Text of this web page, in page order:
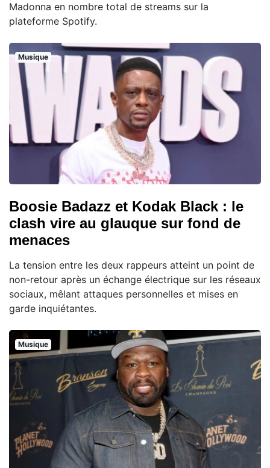
Madonna en nombre total de streams sur la
plateforme Spotify.
Musique
Boosie Badazz et Kodak Black : le
clash vire au glauque sur fond de
menaces
La tension entre les deux rappeurs atteint un point de
non-retour après un échange électrique sur les réseaux
sociaux, mêlant attaques personnelles et mises en
garde inquiétantes.
Musique